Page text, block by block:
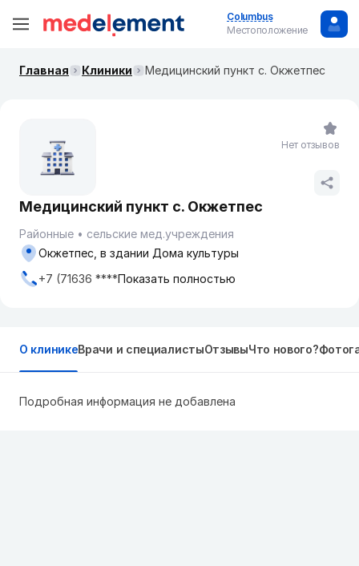
Columbus
Местоположение
Главная Клиники Медицинский пункт с. Окжетпес
Медицинский пункт с. Окжетпес
Районные
сельские мед.учреждения
Окжетпес, в здании Дома культуры
+7 (71636 ****Показать полностью
Нет отзывов
О клиникеВрачи и специалистыОтзывыЧто нового?
Подробная информация не добавлена